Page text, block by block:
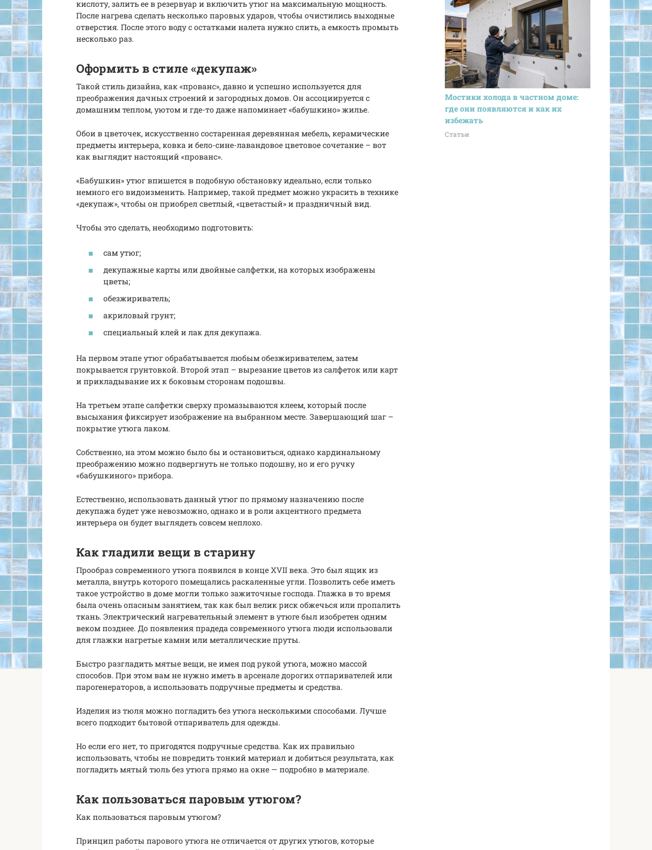
кислоту, залить ее в резервуар и включить утюг на максимальную мощность.
После нагрева сделать несколько паровых ударов, чтобы очистились выходные
отверстия. После этого воду с остатками налета нужно слить, а емкость промыть
несколько раз.
Оформить в стиле «декупаж»
Такой стиль дизайна, как «прованс», давно и успешно используется для
преображения дачных строений и загородных домов. Он ассоциируется с
домашним теплом, уютом и где-то даже напоминает «бабушкино» жилье.
Обои в цветочек, искусственно состаренная деревянная мебель, керамические
предметы интерьера, ковка и бело-сине-лавандовое цветовое сочетание – вот
как выглядит настоящий «прованс».
«Бабушкин» утюг впишется в подобную обстановку идеально, если только
немного его видоизменить. Например, такой предмет можно украсить в технике
«декупаж», чтобы он приобрел светлый, «цветастый» и праздничный вид.
Чтобы это сделать, необходимо подготовить:
сам утюг;
декупажные карты или двойные салфетки, на которых изображены
цветы;
обезжириватель;
акриловый грунт;
специальный клей и лак для декупажа.
На первом этапе утюг обрабатывается любым обезжиривателем, затем
покрывается грунтовкой. Второй этап – вырезание цветов из салфеток или карт
и прикладывание их к боковым сторонам подошвы.
На третьем этапе салфетки сверху промазываются клеем, который после
высыхания фиксирует изображение на выбранном месте. Завершающий шаг –
покрытие утюга лаком.
Собственно, на этом можно было бы и остановиться, однако кардинальному
преображению можно подвергнуть не только подошву, но и его ручку
«бабушкиного» прибора.
Естественно, использовать данный утюг по прямому назначению после
декупажа будет уже невозможно, однако и в роли акцентного предмета
интерьера он будет выглядеть совсем неплохо.
Как гладили вещи в старину
Прообраз современного утюга появился в конце XVII века. Это был ящик из
металла, внутрь которого помещались раскаленные угли. Позволить себе иметь
такое устройство в доме могли только зажиточные господа. Глажка в то время
была очень опасным занятием, так как был велик риск обжечься или пропалить
ткань. Электрический нагревательный элемент в утюге был изобретен одним
веком позднее. До появления прадеда современного утюга люди использовали
для глажки нагретые камни или металлические пруты.
Быстро разгладить мятые вещи, не имея под рукой утюга, можно массой
способов. При этом вам не нужно иметь в арсенале дорогих отпаривателей или
парогенераторов, а использовать подручные предметы и средства.
Изделия из тюля можно погладить без утюга несколькими способами. Лучше
всего подходит бытовой отпариватель для одежды.
Но если его нет, то пригодятся подручные средства. Как их правильно
использовать, чтобы не повредить тонкий материал и добиться результата, как
погладить мятый тюль без утюга прямо на окне — подробно в материале.
Как пользоваться паровым утюгом?
Как пользоваться паровым утюгом?
Принцип работы парового утюга не отличается от других утюгов, которые
Мостики холода в частном доме:
где они появляются и как их
избежать
Статьи